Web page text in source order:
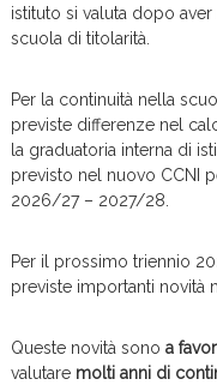
istituto si valuta dopo
scuola di titolarità.
Per la continuità nella
previste differenze nel
la graduatoria interna di
previsto nel nuovo CCNI
2026/27 – 2027/28.
Per il prossimo triennio
previste importanti novità
Queste novità sono a
valutaremolti anni di